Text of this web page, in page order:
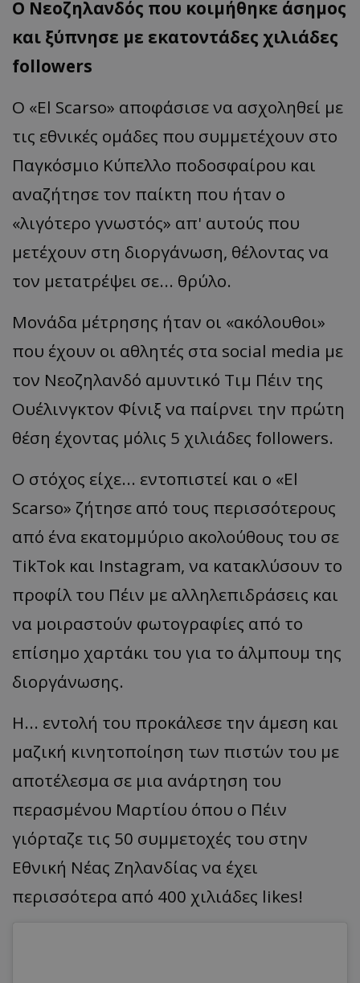
Ο Νεοζηλανδός που κοιμήθηκε άσημος
και ξύπνησε με εκατοντάδες χιλιάδες
followers
Ο «El Scarso» αποφάσισενα ασχοληθεί με
τις εθνικές ομάδες που συμμετέχουν στο
Παγκόσμιο Κύπελλο ποδοσφαίρου και
αναζήτησε τον παίκτη που ήταν ο
«λιγότερο γνωστός» απ' αυτούς που
μετέχουν στη διοργάνωση, θέλοντας να
τον μετατρέψει σε... θρύλο.
Μονάδα μέτρησης ήταν οι «ακόλουθοι»
που έχουν οι αθλητές στα social media με
τον Νεοζηλανδό αμυντικό Τιμ Πέιν της
Ουέλινγκτον Φίνιξ να παίρνει την πρώτη
θέση έχοντας μόλις 5 χιλιάδες followers.
Ο στόχος είχε... εντοπιστεί και ο «El
Scarso» ζήτησε από τους περισσότερους
από ένα εκατομμύριο ακολούθους του σε
TikTok και Instagram, να κατακλύσουν το
προφίλ του Πέιν με αλληλεπιδράσεις και
να μοιραστούν φωτογραφίες από το
επίσημο χαρτάκι του για το άλμπουμ της
διοργάνωσης.
Η... εντολή του προκάλεσε την άμεση και
μαζική κινητοποίηση των πιστών του με
αποτέλεσμα σε μια ανάρτηση του
περασμένου Μαρτίου όπου ο Πέιν
γιόρταζε τις 50 συμμετοχές του στην
Εθνική Νέας Ζηλανδίας να έχει
περισσότερα από 400 χιλιάδες likes!